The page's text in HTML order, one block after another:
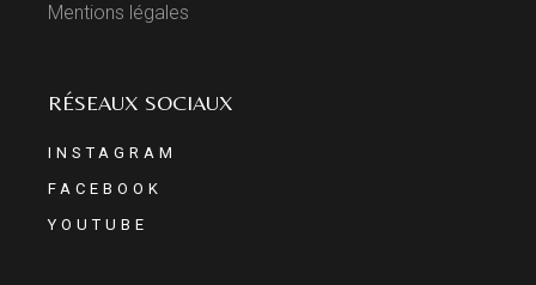
Mentions légales
RÉSEAUX SOCIAUX
INSTAGRAM
FACEBOOK
YOUTUBE